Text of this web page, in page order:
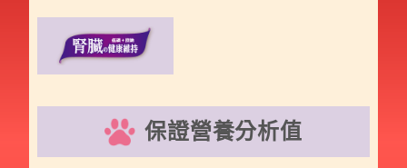
保證營養分析值